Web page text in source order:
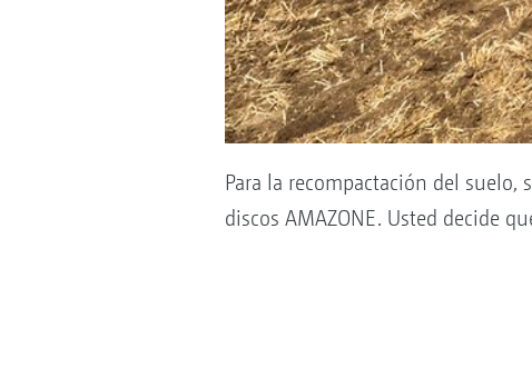
Para la recompactación del suelo,
discos AMAZONE. Usted decide